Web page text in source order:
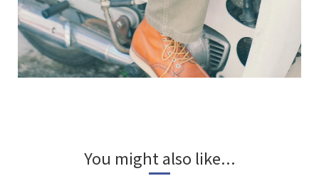
You might also like...